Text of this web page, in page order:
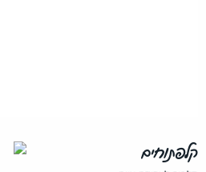
קלפתוחים